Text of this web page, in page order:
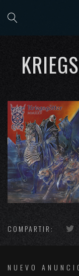
COMPARTIR:
NUEVO